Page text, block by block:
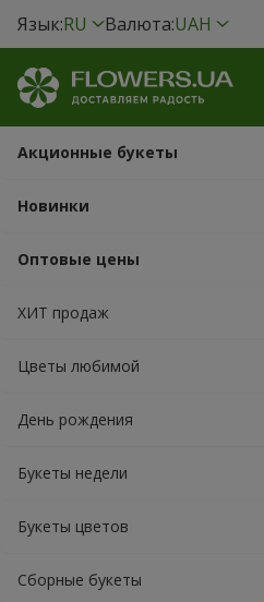
Язык:RU Валюта:UAH
Акционные букеты
Новинки
Оптовые цены
ХИТ продаж
Цветы любимой
День рождения
Букеты недели
Букеты цветов
Сборные букеты